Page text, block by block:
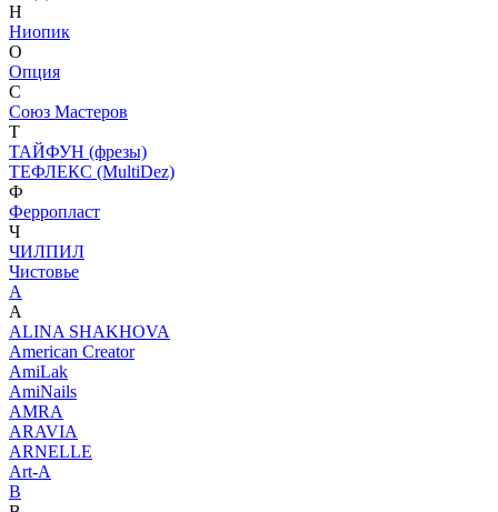
Н
Ниопик
О
Опция
С
Союз Мастеров
Т
ТАЙФУН (фрезы)
ТЕФЛЕКС (MultiDez)
Ф
Ферропласт
Ч
ЧИЛПИЛ
Чистовье
A
A
ALINA SHAKHOVA
American Creator
AmiLak
AmiNails
AMRA
ARAVIA
ARNELLE
Art-A
B